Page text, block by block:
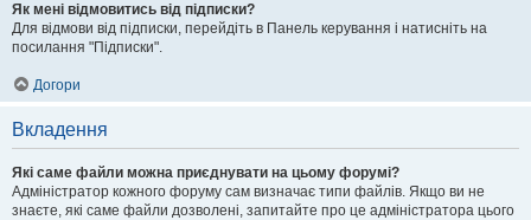
Як мені відмовитись від підписки?
Для відмови від підписки, перейдіть в Панель керування і натисніть на
посилання "Підписки".
Догори
Вкладення
Які саме файли можна приєднувати на цьому форумі?
Адміністратор кожного форуму сам визначає типи файлів. Якщо ви не
знаєте, які саме файли дозволені, запитайте про це адміністратора цього